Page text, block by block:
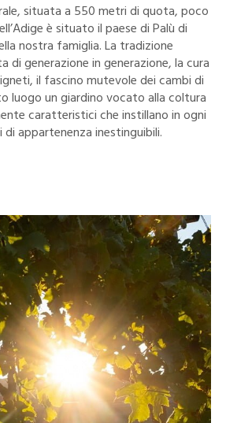
situata a 550 metri di quota, poco
è situato il paese di Palù di
nostra famiglia. La tradizione
di generazione in generazione, la cura
il fascino mutevole dei cambi di
luogo un giardino vocato alla coltura
caratteristici che instillano in ogni
di appartenenza inestinguibili.